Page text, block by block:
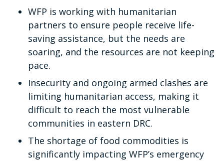
WFP is working with humanitarian
partners to ensure people receive life-
saving assistance, but the needs are
soaring, and the resources are not keeping
pace.
Insecurity and ongoing armed clashes are
limiting humanitarian access, making it
difficult to reach the most vulnerable
communities in eastern DRC.
The shortage of food commodities is
significantly impacting WFP’s emergency